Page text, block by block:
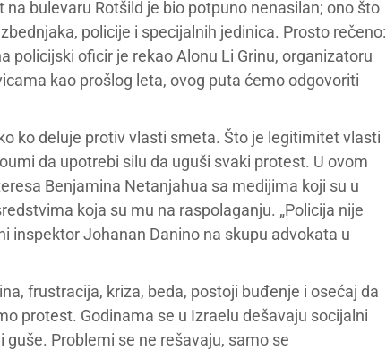
bulevaru Rotšild je bio potpuno nenasilan; ono što
policije i specijalnih jedinica. Prosto rečeno:
policijski oficir je rekao Alonu Li Grinu, organizatoru
kao prošlog leta, ovog puta ćemo odgovoriti
ko deluje protiv vlasti smeta. Što je legitimitet vlasti
da upotrebi silu da uguši svaki protest. U ovom
Benjamina Netanjahua sa medijima koji su u
koja su mu na raspolaganju. „Policija nije
inspektor Johanan Danino na skupu advokata u
frustracija, kriza, beda, postoji buđenje i osećaj da
protest. Godinama se u Izraelu dešavaju socijalni
Problemi se ne rešavaju, samo se